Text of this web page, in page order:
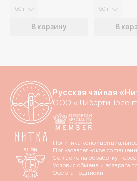
В корзину
50 г
В
50 г
Русская чайная
ООО «Либерти
Политика
Пользовательское
Согласие на обработку
Условия обмена и возврата
Оферта подписки